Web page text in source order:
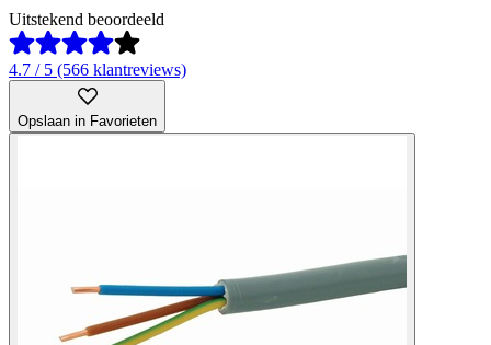
Uitstekend beoordeeld
4.7 / 5 (566 klantreviews)
Opslaan in Favorieten